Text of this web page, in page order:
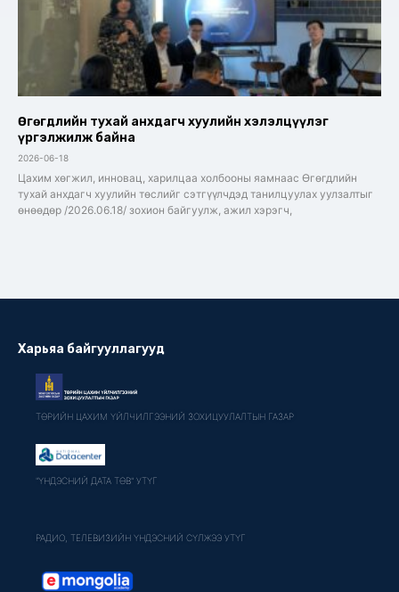
Өгөгдлийн тухай анхдагч хуулийн хэлэлцүүлэг
үргэлжилж байна
2026-06-18
Цахим хөгжил, инновац, харилцаа холбооны яамнаас Өгөгдлийн
тухай анхдагч хуулийн төслийг сэтгүүлчдэд танилцуулах уулзалтыг
өнөөдөр /2026.06.18/ зохион байгуулж, ажил хэрэгч,
Харьяа байгууллагууд
ТӨРИЙН ЦАХИМ ҮЙЛЧИЛГЭЭНИЙ ЗОХИЦУУЛАЛТЫН ГАЗАР
"ҮНДЭСНИЙ ДАТА ТӨВ" УТҮГ
РАДИО, ТЕЛЕВИЗИЙН ҮНДЭСНИЙ СҮЛЖЭЭ УТҮГ